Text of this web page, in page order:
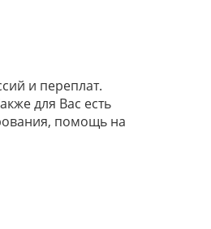
и переплат.
для Вас есть
помощь на